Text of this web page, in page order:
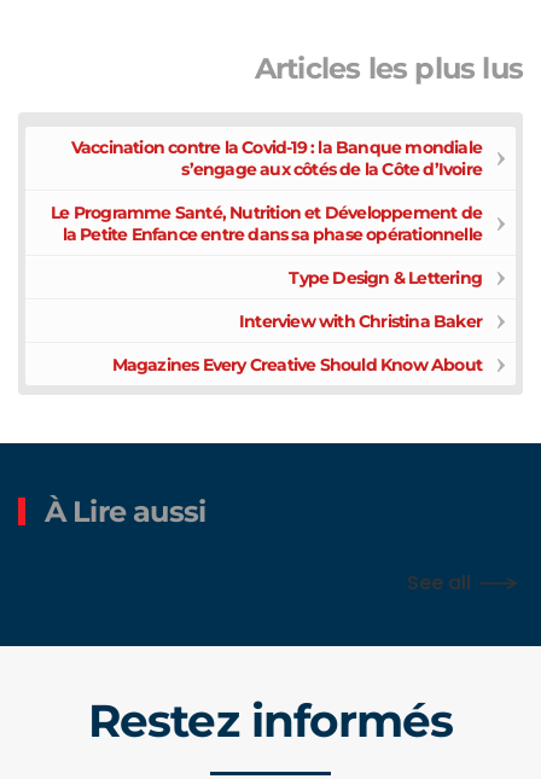
Articles les plus lus
Vaccination contre la Covid-19 : la Banque mondiale
s’engage aux côtés de la Côte d’Ivoire
Le Programme Santé, Nutrition et Développement de
la Petite Enfance entre dans sa phase opérationnelle
Type Design & Lettering
Interview with Christina Baker
Magazines Every Creative Should Know About
À Lire aussi
See all
Restez informés